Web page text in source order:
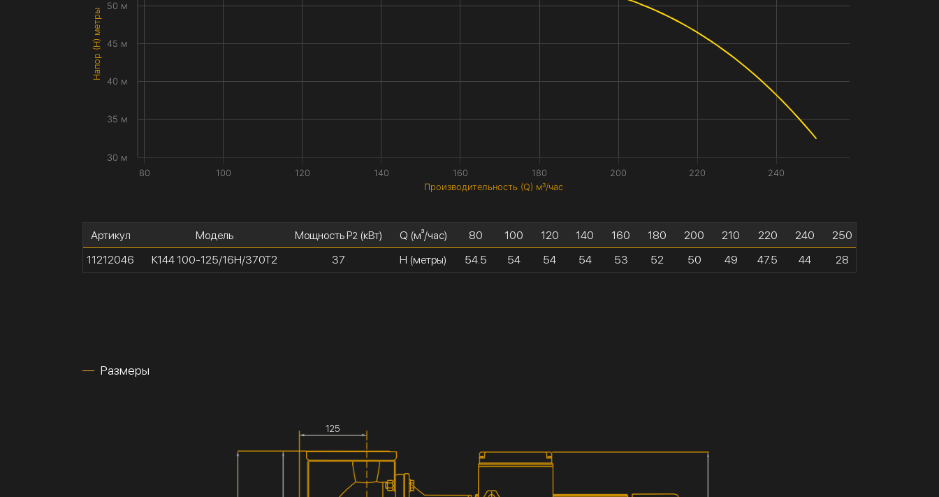
Производительность (Q) м³/час
Напор (H) метры
80 100 120 140 160 180 200 220 240
30 м
35 м
40 м
45 м
50 м
Артикул
11212046
Модель
К144 100-125/16Н/370Т2
Мощность P2(кВт)
37
Q (м³/час)
H (метры)
80
54.5
100
54
120
54
140
54
160
53
180
52
200
50
210
49
220
47.5
240
44
250
28
Размеры
125